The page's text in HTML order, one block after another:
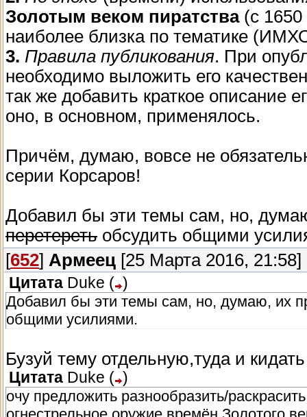
Золотым веком пиратства(с 1650
наиболее близка по тематике
3. Правила публикования. При
необходимо выложить его
так же добавить краткое описание
оно, в основном, применялось.
Причём, думаю, вовсе не
серии Корсаров!
Добавил бы эти темы сам, но,
перетереть обсудить общими
[652] Армеец [25 Марта 2016, 21:58]
Цитата Duke ( )
Добавил бы эти темы сам, но, думаю, их
общими усилиями.
Бузуй тему отдельную,туда и
Цитата Duke ( )
очу предложить разнообразить/